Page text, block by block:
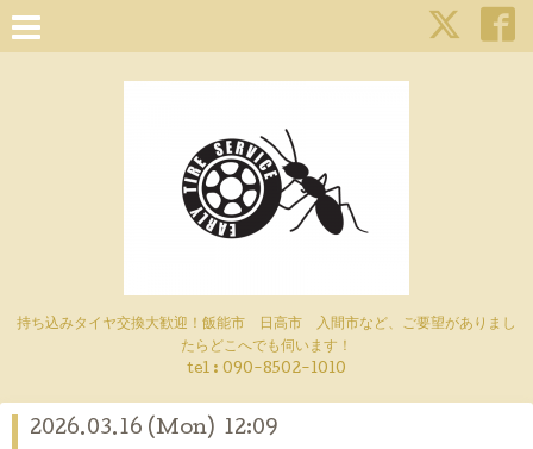
持ち込みタイヤ交換大歓迎！飯能市 日高市 入間市など、ご要望がありまし
たらどこへでも伺います！
tel : 090-8502-1010
2026.03.16 (Mon) 12:09